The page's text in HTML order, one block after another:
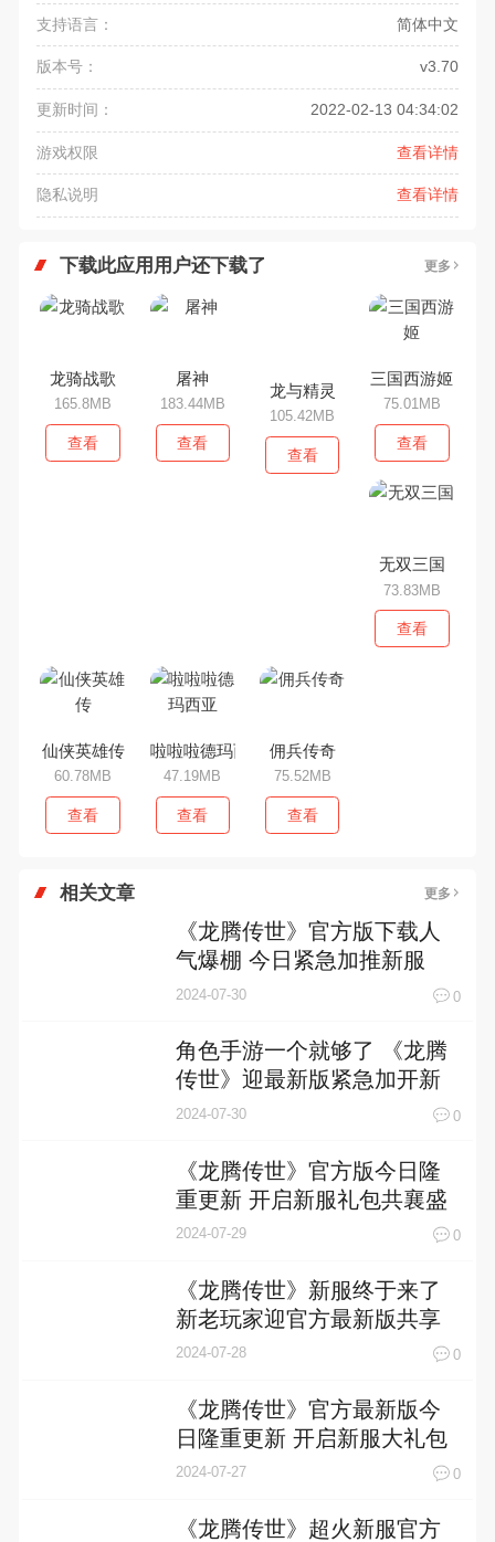
支持语言： 简体中文
版本号： v3.70
更新时间： 2022-02-13 04:34:02
游戏权限 查看详情
隐私说明 查看详情
下载此应用用户还下载了 更多
龙骑战歌
165.8MB
查看
屠神
183.44MB
查看
龙与精灵
105.42MB
查看
三国西游姬
75.01MB
查看
无双三国
73.83MB
查看
仙侠英雄传
60.78MB
查看
啦啦啦德玛西亚
47.19MB
查看
佣兵传奇
75.52MB
查看
相关文章 更多
《龙腾传世》官方版下载人
气爆棚 今日紧急加推新服
2024-07-30 0
角色手游一个就够了 《龙腾
传世》迎最新版紧急加开新
服
2024-07-30 0
《龙腾传世》官方版今日隆
重更新 开启新服礼包共襄盛
举
2024-07-29 0
《龙腾传世》新服终于来了
新老玩家迎官方最新版共享
多重礼遇
2024-07-28 0
《龙腾传世》官方最新版今
日隆重更新 开启新服大礼包
共襄盛举
2024-07-27 0
《龙腾传世》超火新服官方